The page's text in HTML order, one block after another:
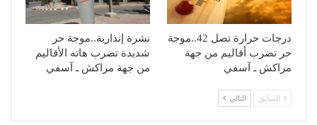
درجات حرارة تصل 42..موجة
حر تضرب أقاليم من جهة
مراكش ـ آسفي
نشرة إنذارية..موجة حر
شديدة تضرب هاته الأقاليم
من جهة مراكش ـ آسفي
السابق التالي